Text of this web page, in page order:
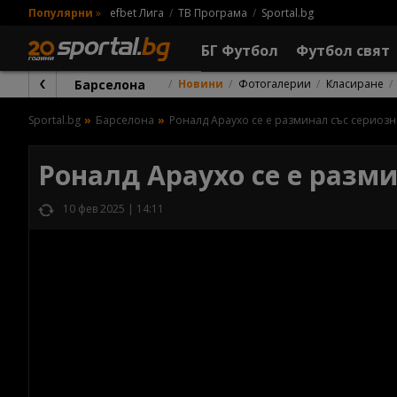
Популярни » efbet Лига ТВ Програма Sportal.bg
БГ Футбол Футбол свят
Барселона Новини Фотогалерии Класиране
Sportal.bg Барселона Роналд Араухо се е разминал със
Роналд Араухо се е
10 фев 2025 | 14:11